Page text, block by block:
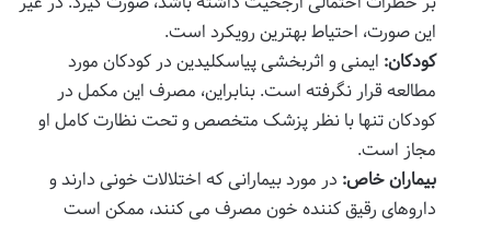
این صورت، احتیاط بهترین رویکرد است.
کودکان: ایمنی و اثربخشی پیاسکلیدین در کودکان مورد
مطالعه قرار نگرفته است. بنابراین، مصرف این مکمل در
کودکان تنها با نظر پزشک متخصص و تحت نظارت کامل او
مجاز است.
بیماران خاص: در مورد بیمارانی که اختلالات خونی دارند و
داروهای رقیق کننده خون مصرف می کنند، ممکن است